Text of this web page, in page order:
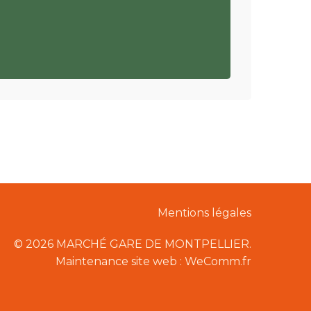
Mentions légales
© 2026 MARCHÉ GARE DE MONTPELLIER.
Maintenance site web : WeComm.fr